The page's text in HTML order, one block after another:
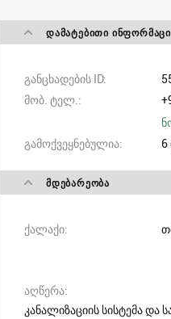
ᲓᲐᲛᲐᲢᲔᲑᲘᲗᲘ
განცხადების ID
მობ. ტელ.
გამოქვეყნებულია
6
ᲛᲓᲔᲑᲐᲠᲔᲝᲑᲐ
ქალაქი
აღწერა
კანალიზაციის სისტემა და